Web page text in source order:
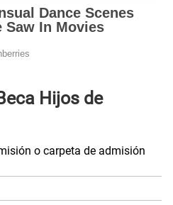
Hijos de
o carpeta de admisión